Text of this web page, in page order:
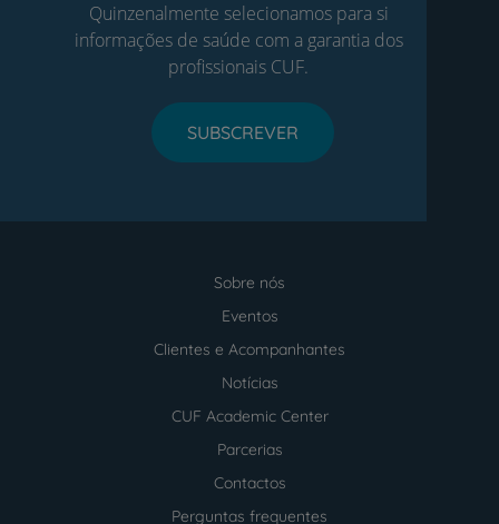
Quinzenalmente selecionamos para si
informações de saúde com a garantia dos
profissionais CUF.
SUBSCREVER
Sobre nós
Eventos
Clientes e Acompanhantes
Notícias
CUF Academic Center
Parcerias
Contactos
Perguntas frequentes